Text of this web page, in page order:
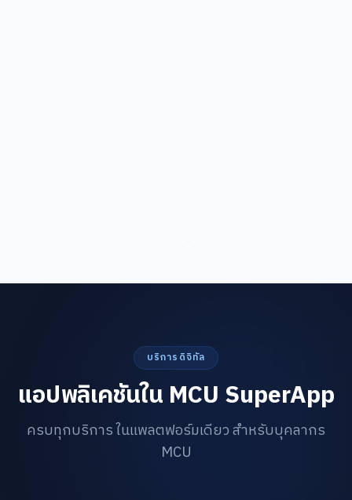
บริการดิจิทัล
แอปพลิเคชันใน MCU SuperApp
ครบทุกบริการ ในแพลตฟอร์มเดียว สำหรับบุคลากร
MCU